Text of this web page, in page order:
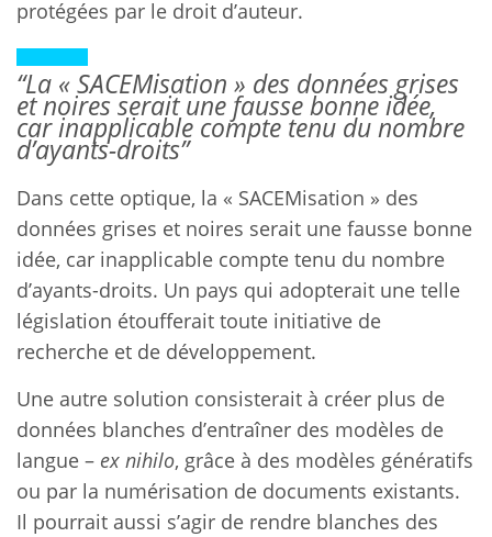
protégées par le droit d’auteur.
“La « SACEMisation » des données grises
et noires serait une fausse bonne idée,
car inapplicable compte tenu du nombre
d’ayants-droits”
Dans cette optique, la « SACEMisation » des
données grises et noires serait une fausse bonne
idée, car inapplicable compte tenu du nombre
d’ayants-droits. Un pays qui adopterait une telle
législation étoufferait toute initiative de
recherche et de développement.
Une autre solution consisterait à créer plus de
données blanches d’entraîner des modèles de
langue – ex nihilo, grâce à des modèles génératifs
ou par la numérisation de documents existants.
Il pourrait aussi s’agir de rendre blanches des